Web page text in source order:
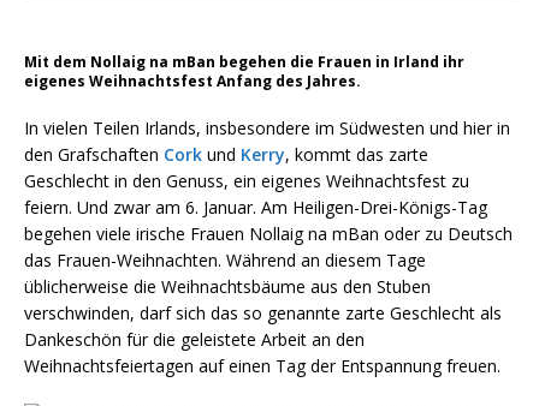
Mit dem Nollaig na mBan begehen die Frauen in Irland ihr
eigenes Weihnachtsfest Anfang des Jahres.
In vielen Teilen Irlands, insbesondere im Südwesten und hier in
den Grafschaften Cork und Kerry, kommt das zarte
Geschlecht in den Genuss, ein eigenes Weihnachtsfest zu
feiern. Und zwar am 6. Januar. Am Heiligen-Drei-Königs-Tag
begehen viele irische Frauen Nollaig na mBan oder zu Deutsch
das Frauen-Weihnachten. Während an diesem Tage
üblicherweise die Weihnachtsbäume aus den Stuben
verschwinden, darf sich das so genannte zarte Geschlecht als
Dankeschön für die geleistete Arbeit an den
Weihnachtsfeiertagen auf einen Tag der Entspannung freuen.